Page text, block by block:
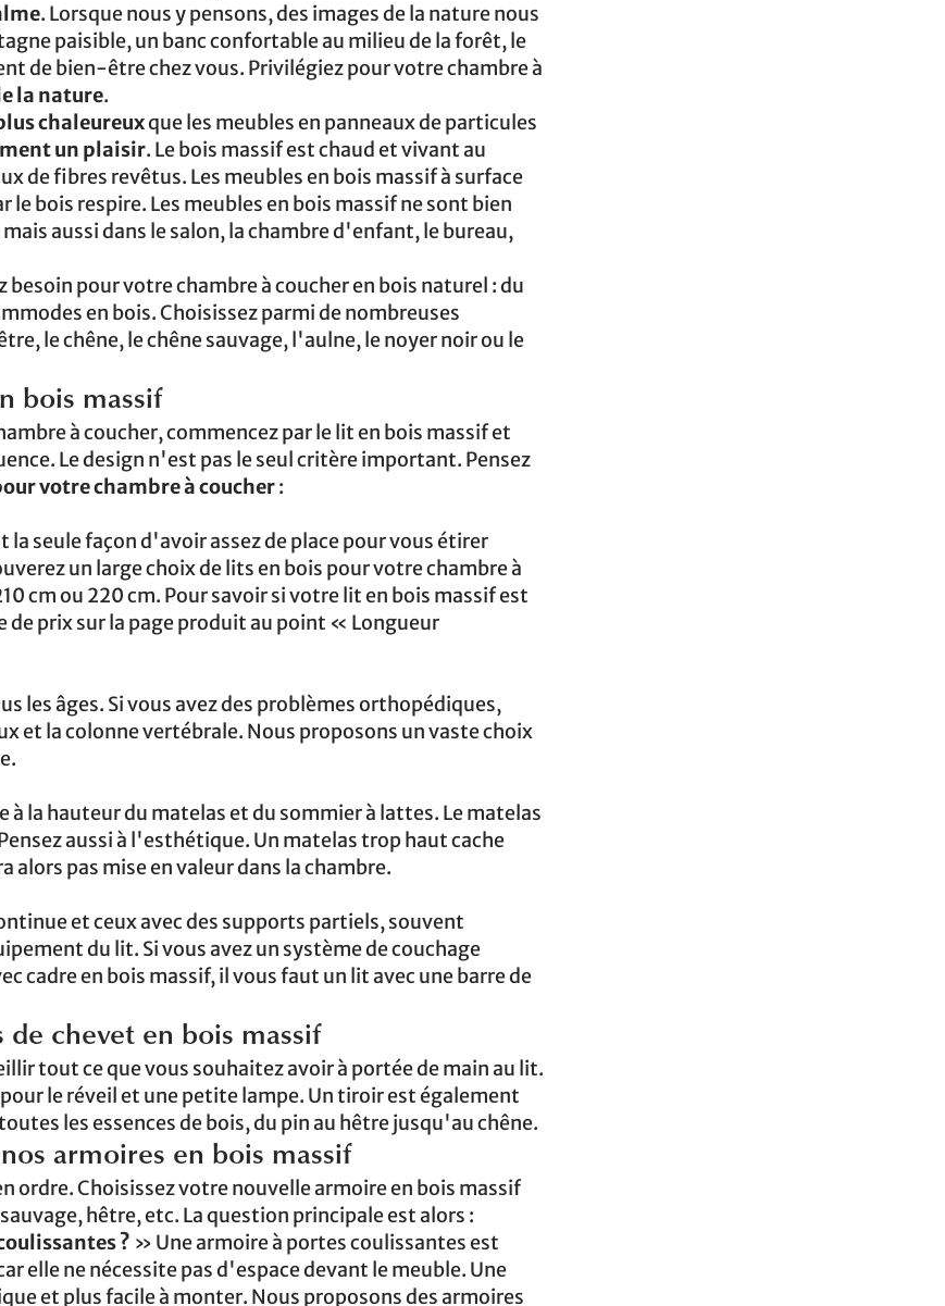
. Lorsque nous y pensons, des images de la nature nous
paisible, un banc confortable au milieu de la forêt, le
de bien-être chez vous. Privilégiez pour votre chambre à
la nature.
chaleureuxque les meubles en panneaux de particules
un plaisir. Le bois massif est chaud et vivant au
de fibres revêtus. Les meubles en bois massif à surface
le bois respire. Les meubles en bois massif ne sont bien
aussi dans le salon, la chambre d'enfant, le bureau,
pour votre chambre à coucher en bois naturel : du
en bois. Choisissez parmi de nombreuses
le chêne, le chêne sauvage, l'aulne, le noyer noir ou le
bois massif
à coucher, commencez par le lit en bois massif et
Le design n'est pas le seul critère important. Pensez
votre chambre à coucher:
seule façon d'avoir assez de place pour vous étirer
un large choix de lits en bois pour votre chambre à
cm ou 220 cm. Pour savoir si votre lit en bois massif est
prix sur la page produit au point « Longueur
les âges. Si vous avez des problèmes orthopédiques,
et la colonne vertébrale. Nous proposons un vaste choix
la hauteur du matelas et du sommier à lattes. Le matelas
aussi à l'esthétique. Un matelas trop haut cache
alors pas mise en valeur dans la chambre.
et ceux avec des supports partiels, souvent
du lit. Si vous avez un système de couchage
cadre en bois massif, il vous faut un lit avec une barre de
de chevet en bois massif
tout ce que vous souhaitez avoir à portée de main au lit.
le réveil et une petite lampe. Un tiroir est également
les essences de bois, du pin au hêtre jusqu'au chêne.
armoires en bois massif
ordre. Choisissez votre nouvelle armoire en bois massif
hêtre, etc. La question principale est alors :
? » Une armoire à portes coulissantes est
elle ne nécessite pas d'espace devant le meuble. Une
et plus facile à monter. Nous proposons des armoires